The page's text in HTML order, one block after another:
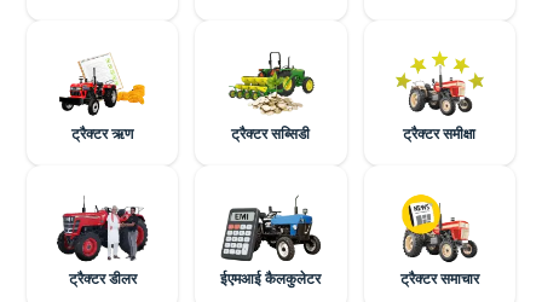
ट्रैक्टर ऋण ट्रैक्टर सब्सिडी ट्रैक्टर समीक्षा
ट्रैक्टर डीलर ईएमआई कैलकुलेटर ट्रैक्टर समाचार